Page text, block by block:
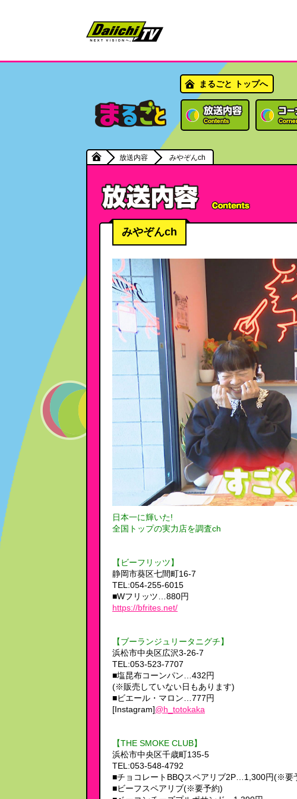
まるごと トップへ
放送内容 みやぞんch
みやぞんch
日本一に輝いた!
全国トップの実力店を調査ch
【ビーフリッツ】
静岡市葵区七間町16-7
TEL:054-255-6015
■Wフリッツ…880円
https://bfrites.net/
【ブーランジュリータニグチ】
浜松市中央区広沢3-26-7
TEL:053-523-7707
■塩昆布コーンパン…432円
(※販売していない日もあります)
■ビエール・マロン…777円
[Instagram]@h_totokaka
【THE SMOKE CLUB】
浜松市中央区千歳町135-5
TEL:053-548-4792
■チョコレートBBQスペアリブ2P…1,300円(※要
■ビーフスペアリブ(※要予約)